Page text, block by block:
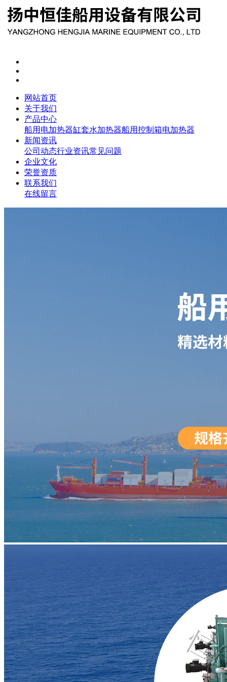
网站首页
关于我们
产品中心
船用电加热器缸套水加热器船用控制箱电加热器
新闻资讯
公司动态行业资讯常见问题
企业文化
荣誉资质
联系我们
在线留言